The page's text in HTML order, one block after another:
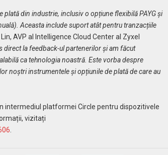
din industrie, inclusiv o opțiune flexibilă PAYG și
Aceasta include suport atât pentru tranzacțiile
AVP al Intelligence Cloud Center al Zyxel
direct la feedback-ul partenerilor și am făcut
ca tehnologia noastră. Este vorba despre
noștri instrumentele și opțiunile de plată de care au
intermediul platformei Circle pentru dispozitivele
vizitați